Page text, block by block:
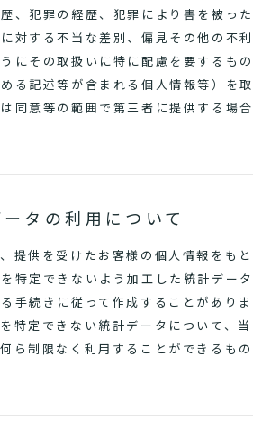
、犯罪の経歴、犯罪により害を被った
対する不当な差別、偏見その他の不利
にその取扱いに特に配慮を要するもの
る記述等が含まれる個人情報等）を取
同意等の範囲で第三者に提供する場合
タの利用について
提供を受けたお客様の個人情報をもと
特定できないよう加工した統計データ
手続きに従って作成することがありま
特定できない統計データについて、当
ら制限なく利用することができるもの